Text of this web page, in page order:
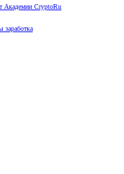
Академии CryptoRu
заработка